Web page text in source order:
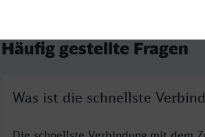
Häufig gestellte Fragen
Was ist die schnellste